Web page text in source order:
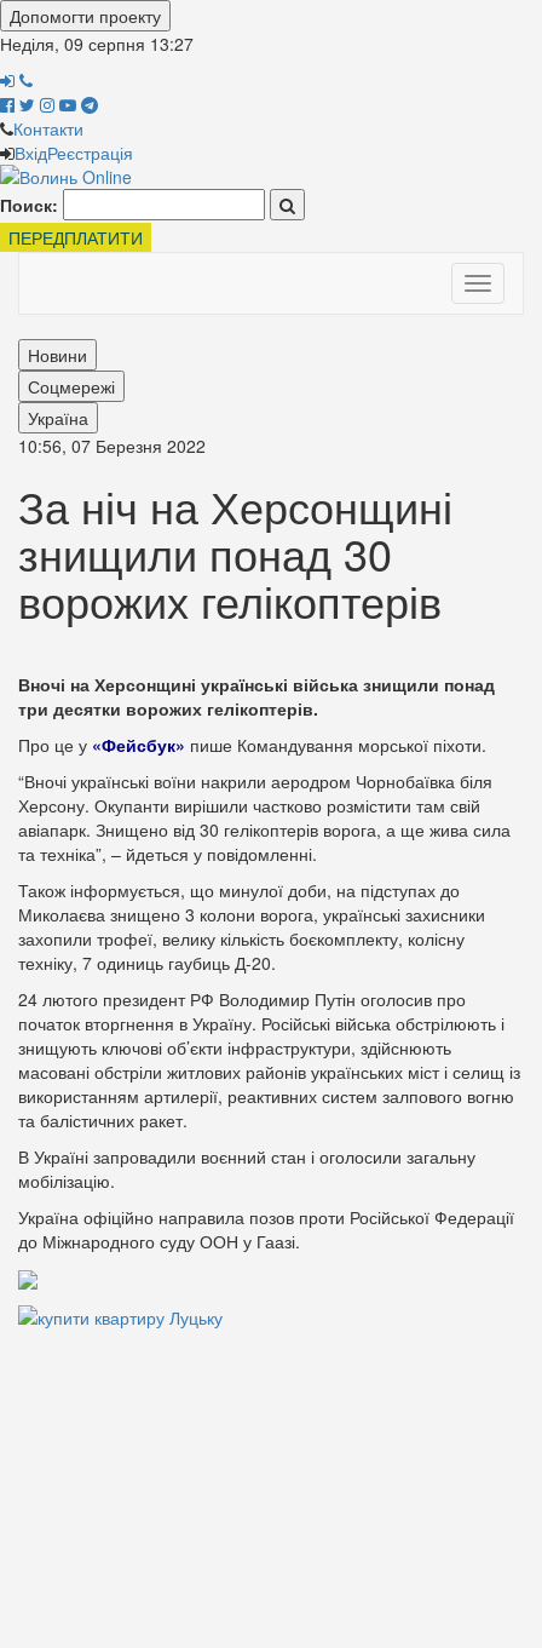
Допомогти проекту
Неділя, 09 серпня 13:27
Контакти
ВхідРеєстрація
Поиск:
ПЕРЕДПЛАТИТИ
Toggle
Новини
Соцмережі
Україна
10:56, 07 Березня 2022
За ніч на Херсонщині
знищили понад 30
ворожих гелікоптерів
Вночі на Херсонщині українські війська знищили понад
три десятки ворожих гелікоптерів.
Про це у «Фейсбук» пише Командування морської піхоти.
“Вночі українські воїни накрили аеродром Чорнобаївка біля
Херсону. Окупанти вирішили частково розмістити там свій
авіапарк. Знищено від 30 гелікоптерів ворога, а ще жива сила
та техніка”, – йдеться у повідомленні.
Також інформується, що минулої доби, на підступах до
Миколаєва знищено 3 колони ворога, українські захисники
захопили трофеї, велику кількість боєкомплекту, колісну
техніку, 7 одиниць гаубиць Д-20.
24 лютого президент РФ Володимир Путін оголосив про
початок вторгнення в Україну. Російські війська обстрілюють і
знищують ключові об’єкти інфраструктури, здійснюють
масовані обстріли житлових районів українських міст і селищ із
використанням артилерії, реактивних систем залпового вогню
та балістичних ракет.
В Україні запровадили воєнний стан і оголосили загальну
мобілізацію.
Україна офіційно направила позов проти Російської Федерації
до Міжнародного суду ООН у Гаазі.